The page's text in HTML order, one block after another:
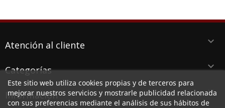
Atención al cliente keyboard_arrow_down
Categorías keyboard_arrow_down
Información keyboard_arrow_down
Este sitio web utiliza cookies propias y de terceros para
mejorar nuestros servicios y mostrarle publicidad relacionada
con sus preferencias mediante el análisis de sus hábitos de